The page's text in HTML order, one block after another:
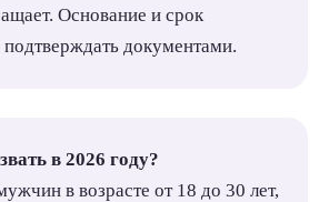
Основание и срок
документами.
в 2026 году?
в возрасте от 18 до 30 лет,